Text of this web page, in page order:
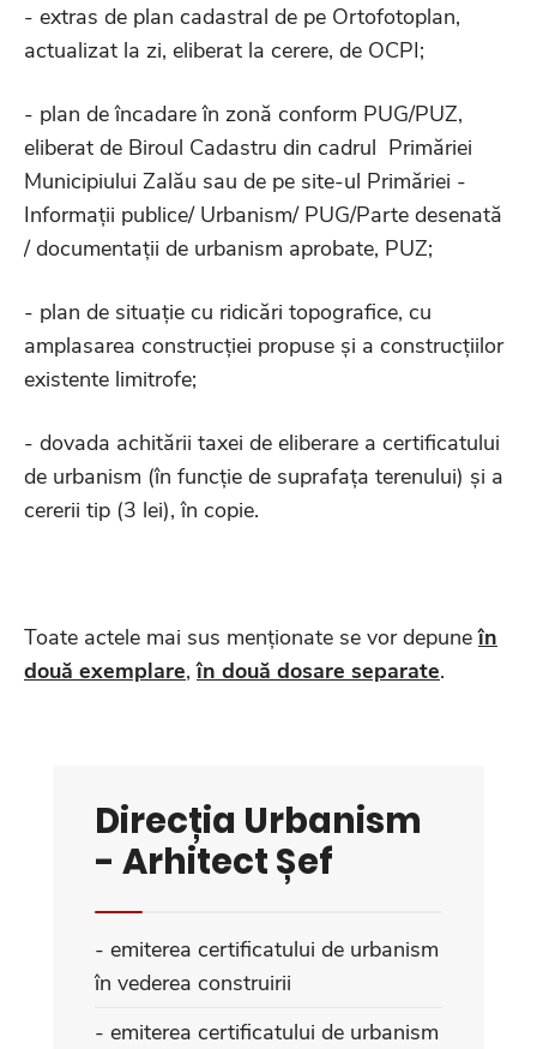
- extras de plan cadastral de pe Ortofotoplan,
actualizat la zi, eliberat la cerere, de OCPI;
- plan de încadare în zonă conform PUG/PUZ,
eliberat de Biroul Cadastru din cadrul Primăriei
Municipiului Zalău sau de pe site-ul Primăriei -
Informații publice/ Urbanism/ PUG/Parte desenată
/ documentații de urbanism aprobate, PUZ;
- plan de situație cu ridicări topografice, cu
amplasarea construcției propuse și a construcțiilor
existente limitrofe;
- dovada achitării taxei de eliberare a certificatului
de urbanism (în funcție de suprafața terenului) și a
cererii tip (3 lei), în copie.
Toate actele mai sus menționate se vor depuneîn
două exemplare,în două dosare separate.
Direcția Urbanism
- Arhitect Șef
- emiterea certificatului de urbanism
în vederea construirii
- emiterea certificatului de urbanism